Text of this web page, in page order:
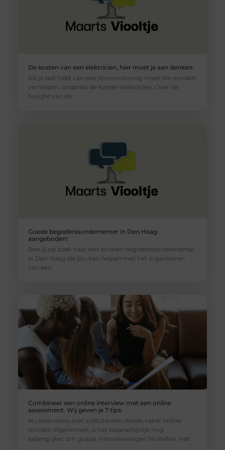
De kosten van een elektricien, hier moet je aan denken:
Als je last hebt van een stroomstoring moet die worden
verholpen, ondanks de kosten elektricien. Over de
hoogte van de
Goede begrafenisondernemer in Den Haag
aangeboden!
Ben jij op zoek naar een ervaren begrafenisondernemer
in Den Haag die jou kan helpen met het organiseren
van een
Combineer een online interview met een online
assessment. Wij geven je 7 tips.
Nu interviews met sollicitanten steeds vaker online
worden afgenomen, is het waarschijnlijk nog
belangrijker om goede interviewvragen te stellen. Het